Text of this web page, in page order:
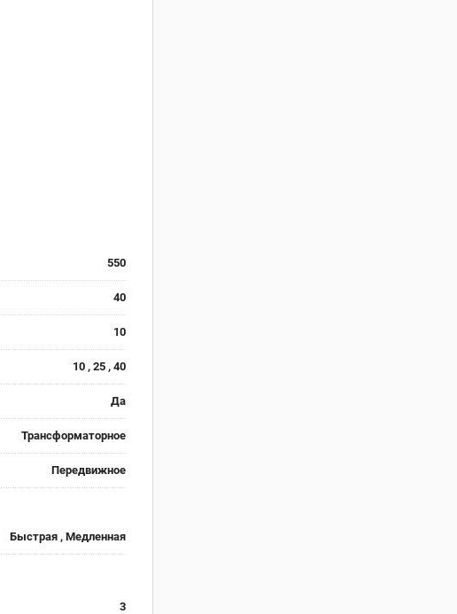
550
40
10
10 , 25 , 40
Да
Трансформаторное
Передвижное
Быстрая , Медленная
3